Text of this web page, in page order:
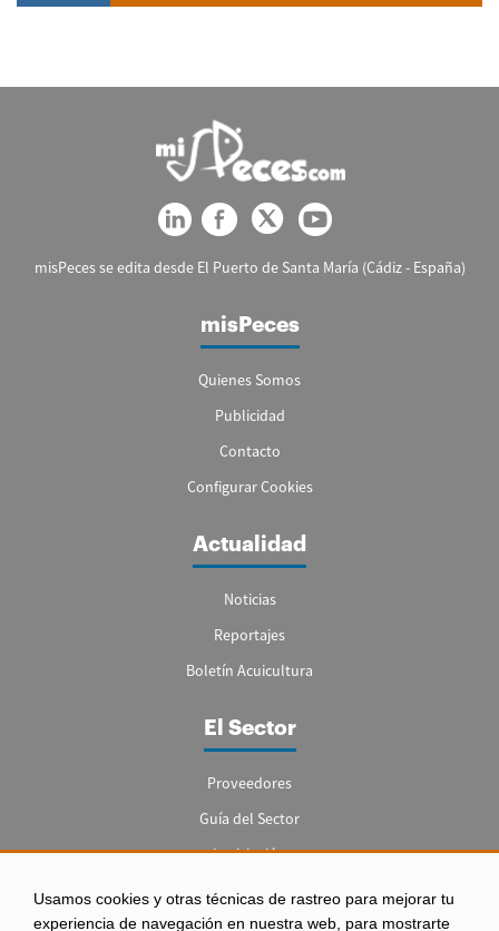
Usamos cookies y otras técnicas de rastreo para mejorar tu
experiencia de navegación en nuestra web, para mostrarte
misPeces se edita desde El Puerto de Santa María (Cádiz - España)
misPeces
Quienes Somos
Publicidad
Contacto
Configurar Cookies
Actualidad
Noticias
Reportajes
Boletín Acuicultura
El Sector
Proveedores
Guía del Sector
Legislación
Empleo